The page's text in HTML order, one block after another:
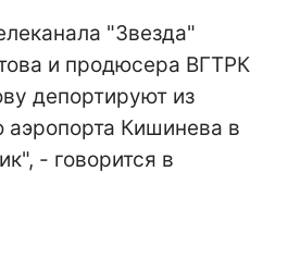
"Звезда"
и продюсера ВГТРК
депортируют из
Кишинева в
- говорится в